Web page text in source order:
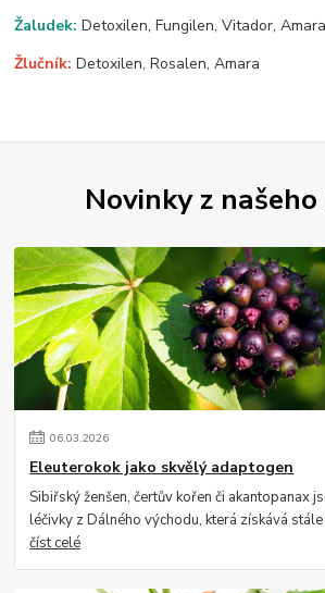
Žaludek: Detoxilen, Fungilen, Vitador, Amara
Žlučník:Detoxilen, Rosalen, Amara
Novinky z
06.03.2026
Eleuterokok jako skvělý adaptogen
Sibiřský ženšen, čertův kořen či akantopanax
léčivky z Dálného východu, která získává
číst celé